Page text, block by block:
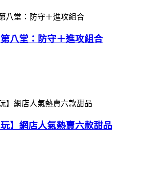
第八堂：防守＋進攻組合
玩】網店人氣熱賣六款甜品